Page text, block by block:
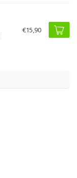
€15,90